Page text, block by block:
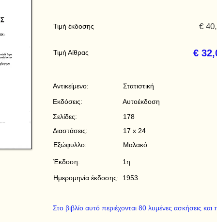
Τιμή έκδοσης
Τιμή Αίθρας
€
€
Στατιστική
Αυτοέκδοση
178
17 x 24
Μαλακό
1η
1953
Αντικείμενο:
Εκδόσεις:
Σελίδες:
Διαστάσεις:
Εξώφυλλο:
Έκδοση:
Ημερομηνία έκδοσης:
Στο βιβλίο αυτό περιέχονται 80 λυμένες ασκήσεις